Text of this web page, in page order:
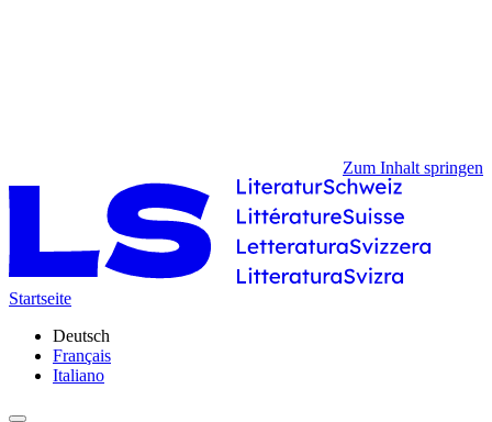
Zum Inhalt springen
Startseite
Deutsch
Français
Italiano